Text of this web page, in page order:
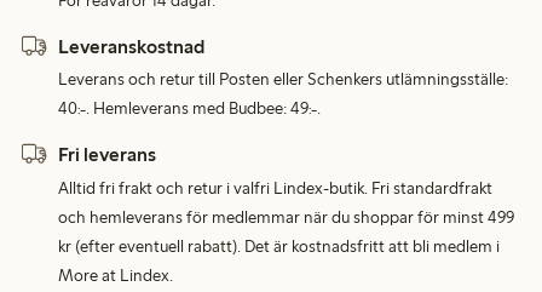
Leveranskostnad
Leverans och retur till Posten eller Schenkers utlämningsställe:
40:-. Hemleverans med Budbee: 49:-.
Fri leverans
Alltid fri frakt och retur i valfri Lindex-butik. Fri standardfrakt
och hemleverans för medlemmar när du shoppar för minst 499
kr (efter eventuell rabatt). Det är kostnadsfritt att bli medlem i
More at Lindex.